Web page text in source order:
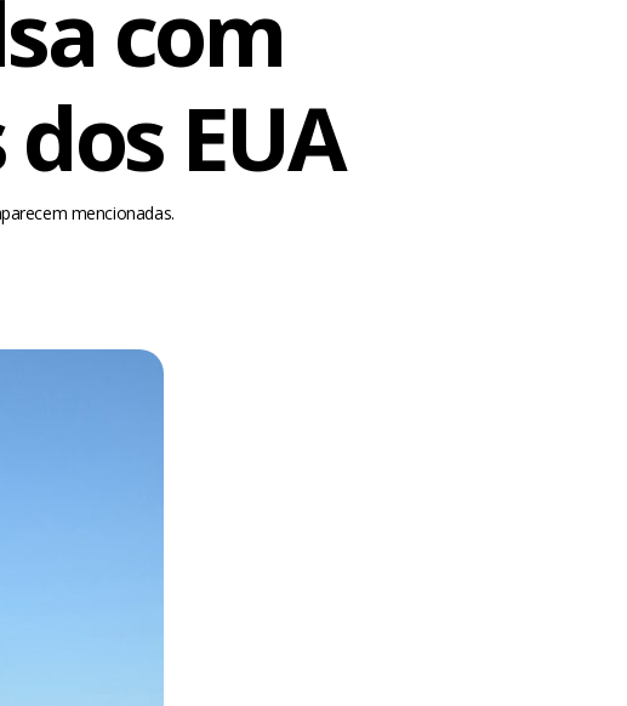
com
EUA
mencionadas.